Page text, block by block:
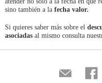
sino también a la fecha valor.
Si quieres saber más sobre el
asociadas al mismo consulta
Compartir
por
en